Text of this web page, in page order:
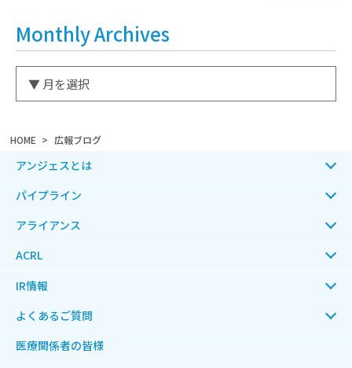
HOME 広報ブログ
Monthly Archives
アンジェスとは
パイプライン
アライアンス
ACRL
IR情報
よくあるご質問
医療関係者の皆様